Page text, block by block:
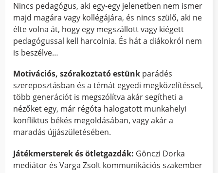
Nincs pedagógus, aki egy-egy jelenetben nem ismer
majd magára vagy kollégájára, és nincs szülő, aki ne
élte volna át, hogy egy megszállott vagy kiégett
pedagógussal kell harcolnia. És hát a diákokról nem
is beszélve…
Motivációs, szórakoztató estünk parádés
szereposztásban és a témát egyedi megközelítéssel,
több generációt is megszólítva akár segítheti a
nézőket egy, már régóta halogatott munkahelyi
konfliktus békés megoldásában, vagy akár a
maradás újjászületésében.
Játékmersterek és ötletgazdák: Gönczi Dorka
mediátor és Varga Zsolt kommunikációs szakember